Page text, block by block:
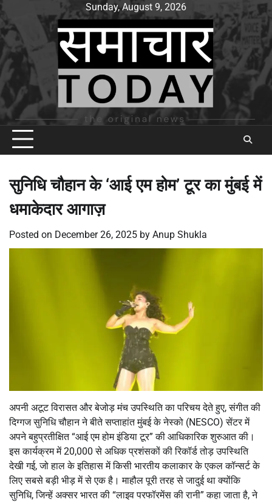
Skip
to
content
Sunday, August 9, 2026
सुनिधि चौहान के ‘आई एम होम’ टूर का मुंबई में
धमाकेदार आगाज़
Posted on December 26, 2025 by Anup Shukla
अपनी अटूट विरासत और बेजोड़ मंच उपस्थिति का परिचय देते हुए, संगीत की
दिग्गज सुनिधि चौहान ने बीते सप्ताहांत मुंबई के नेस्को (NESCO) सेंटर में
अपने बहुप्रतीक्षित “आई एम होम इंडिया टूर” की आधिकारिक शुरुआत की।
इस कार्यक्रम में 20,000 से अधिक प्रशंसकों की रिकॉर्ड तोड़ उपस्थिति
देखी गई, जो हाल के इतिहास में किसी भारतीय कलाकार के एकल कॉन्सर्ट के
लिए सबसे बड़ी भीड़ में से एक है। माहौल पूरी तरह से जादुई था क्योंकि
सुनिधि, जिन्हें अक्सर भारत की “लाइव परफॉरमेंस की रानी” कहा जाता है, ने